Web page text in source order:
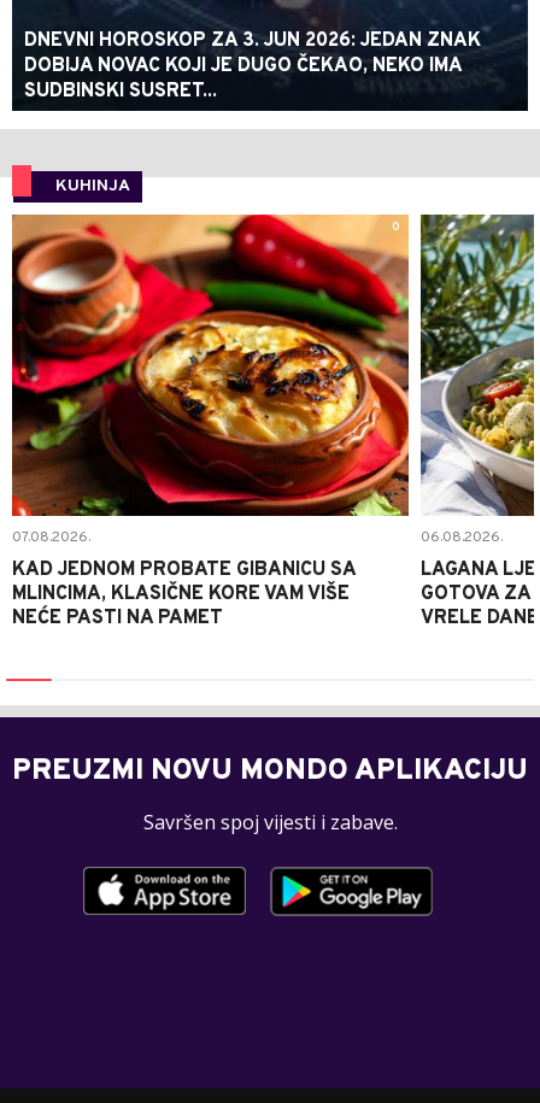
DNEVNI HOROSKOP ZA 3. JUN 2026: JEDAN ZNAK
DOBIJA NOVAC KOJI JE DUGO ČEKAO, NEKO IMA
SUDBINSKI SUSRET...
KUHINJA
0
07.08.2026.
KAD JEDNOM PROBATE GIBANICU SA
MLINCIMA, KLASIČNE KORE VAM VIŠE
NEĆE PASTI NA PAMET
06.08.2026.
LAGANA
GOTOVA ZA
VRELE DANE
PREUZMI NOVU MONDO APLIKACIJU
Savršen spoj vijesti i zabave.